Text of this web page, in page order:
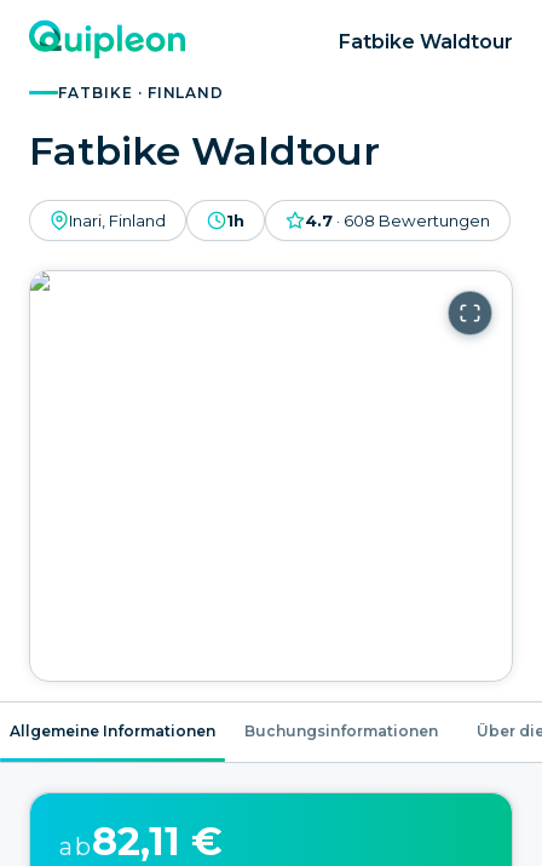
Fatbike Waldtour
FATBIKE · FINLAND
Fatbike Waldtour
Inari, Finland 1h 4.7 · 608 Bewertungen
Allgemeine Informationen Buchungsinformationen Über
ab82,11 €